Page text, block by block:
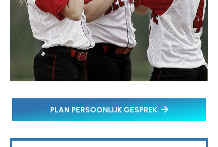
PLAN PERSOONLIJK GESPREK